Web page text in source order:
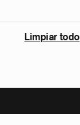
Limpiar todo